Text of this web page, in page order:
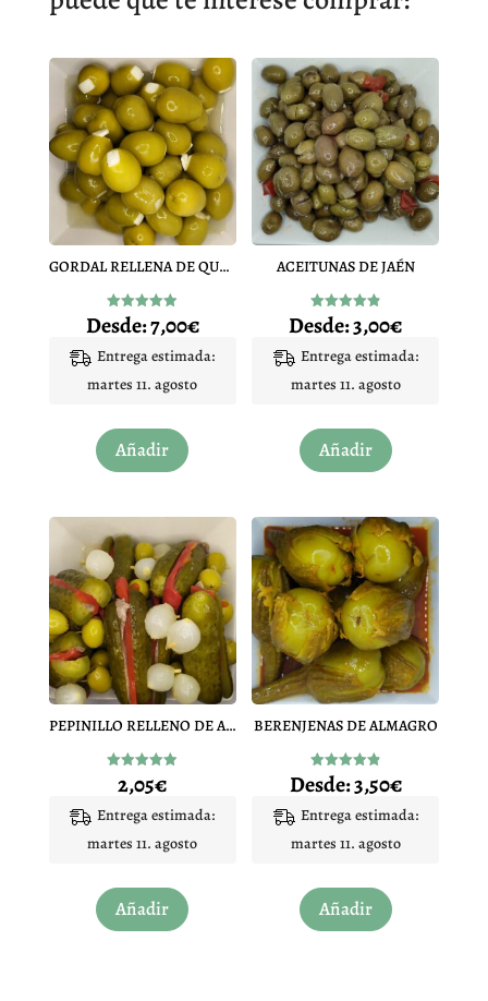
GORDAL RELLENA DE QUESO
Valorado
con
de 5
Desde:7,00€
Entrega estimada:
martes 11. agosto
Añadir
producto
variantes.
Las
opciones
se
pueden
elegir
en
la
producto
ACEITUNAS DE JAÉN
Valorado
con
de 5
Desde:3,00€
Entrega estimada:
martes 11. agosto
Añadir
producto
variantes.
Las
opciones
se
pueden
elegir
en
la
de
producto
PEPINILLO RELLENO DE ANCHOA
Valorado
con
de 5
2,05€
Entrega estimada:
martes 11. agosto
Añadir
BERENJENAS DE ALMAGRO
Valorado
con
de 5
Desde:3,50€
Entrega estimada:
martes 11. agosto
Añadir
producto